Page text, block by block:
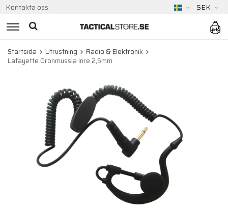
Kontakta oss SEK
Startsida Utrustning
Radio & Elektronik
Lafayette Öronmussla Inre 2,5mm